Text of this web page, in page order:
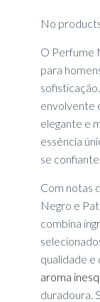
No
O Perfume
para
envolvente
elegante e
essência
se
Com notas
Negro e
combina
qualidade e
aroma
duradoura.